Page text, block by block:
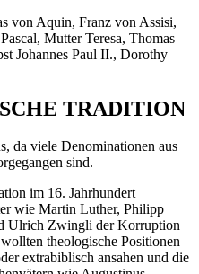
von Aquin, Franz von Assisi,
Mutter Teresa, Thomas
Johannes Paul II., Dorothy
TRADITION
da viele Denominationen aus
sind.
im 16. Jahrhundert
wie Martin Luther, Philipp
Ulrich Zwingli der Korruption
theologische Positionen
extrabiblisch ansahen und die